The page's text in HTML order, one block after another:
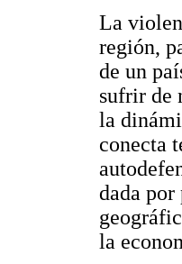
La
región,
de un
sufrir de
la
conecta
dada por
la